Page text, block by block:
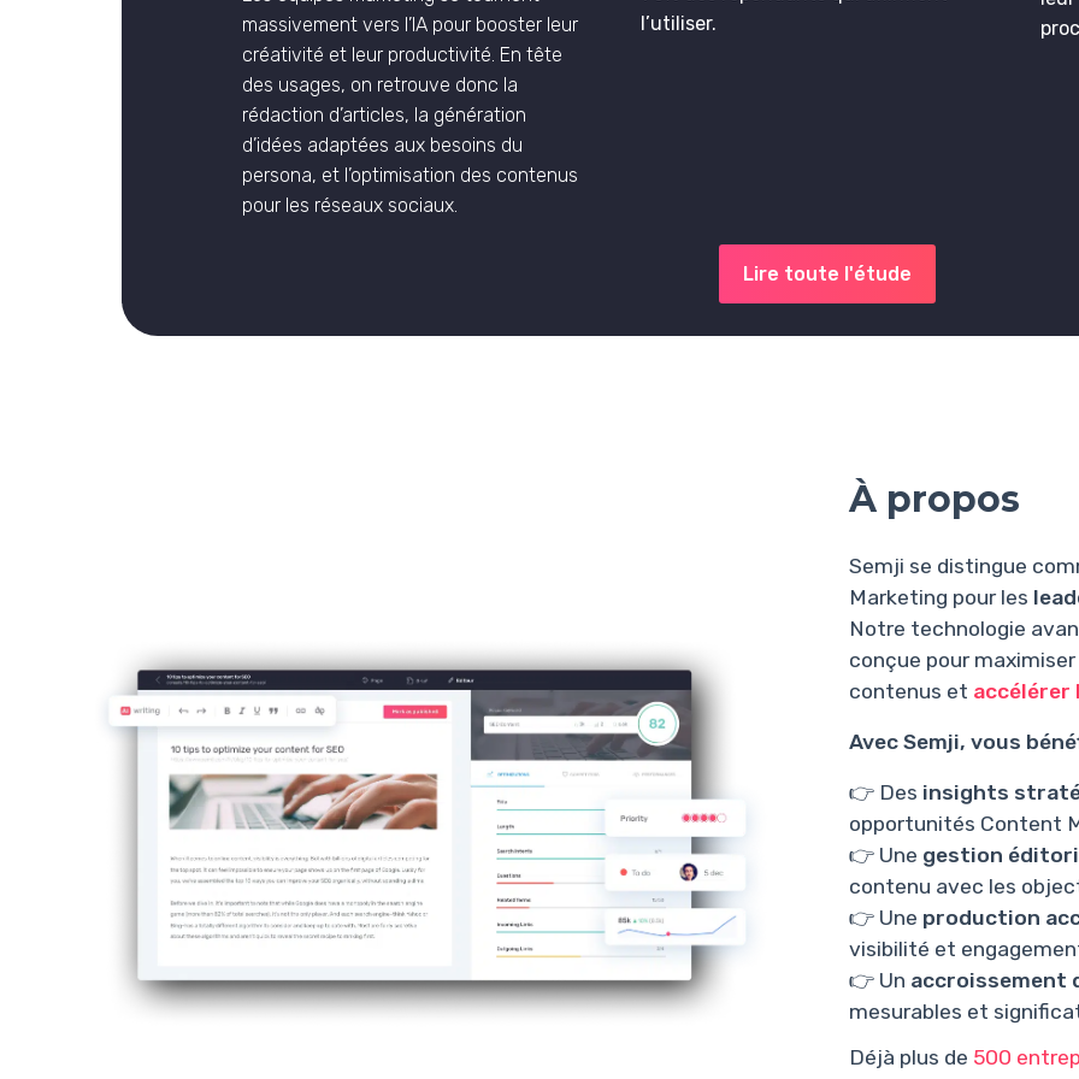
massivement vers l’IA pour booster leur
créativité et leur productivité. En tête
des usages, on retrouve donc la
rédaction d’articles, la génération
d’idées adaptées aux besoins du
persona, et l’optimisation des contenus
pour les réseaux sociaux.
l’utiliser.
Lire toute l'étude
À propos
Semji se distingue
Marketing pour les
Notre technologie
conçue pour maximiser
contenus et accélérer
Avec Semji, vous
👉 Des insights
opportunités Content
👉 Une gestion
contenu avec les
👉 Une production
visibilité et
👉 Un accroissement
mesurables et
Déjà plus de 500